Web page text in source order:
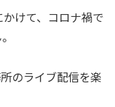
けて、コロナ禍で
のライブ配信を楽